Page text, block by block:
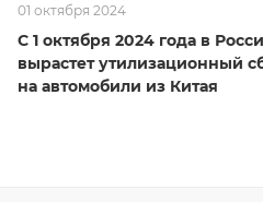
01 октября 2024
С 1 октября 2024 года в
вырастет утилизационный
на автомобили из Китая